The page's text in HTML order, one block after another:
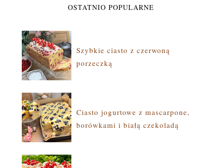
OSTATNIO POPULARNE
Szybkie ciasto z czerwoną
porzeczką
Ciasto jogurtowe z mascarpone,
borówkami i białą czekoladą